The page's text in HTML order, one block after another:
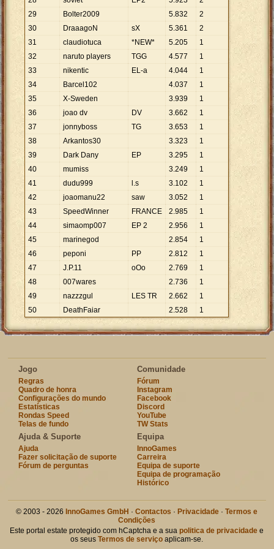
29
Bolter2009 5.832
2
30
DraaagoN sX 5.361
2
31
claudiotuca *NEW* 5.205
1
32
naruto players TGG 4.577
1
33
nikentic EL-a 4.044
1
34
Barcel102 4.037
1
35
X-Sweden 3.939
1
36
joao dv DV 3.662
1
37
jonnyboss TG 3.653
1
38
Arkantos30 3.323
1
39
Dark Dany EP 3.295
1
40
mumiss 3.249
1
41
dudu999 l.s 3.102
1
42
joaomanu22 saw 3.052
1
43
SpeedWinner FRANCE 2.985
1
44
simaomp007 EP 2 2.956
1
45
marinegod 2.854
1
46
peponi PP 2.812
1
47
J.P.11 oOo 2.769
1
48
007wares 2.736
1
49
nazzzgul LES TR 2.662
1
50
DeathFaiar 2.528 1
Jogo
Regras
Quadro de honra
Configurações do mundo
Estatísticas
Rondas Speed
Telas de fundo
Comunidade
Fórum
Instagram
Facebook
Discord
YouTube
TW Stats
Ajuda & Suporte
Ajuda
Fazer solicitação de suporte
Fórum de perguntas
Equipa
InnoGames
Carreira
Equipa de suporte
Equipa de programação
Histórico
© 2003 - 2026 InnoGames GmbH ·Contactos · Privacidade ·Termos e
Condições
Este portal estate protegido com hCaptcha e a suapolitica de privacidade e
os seusTermos de serviço aplicam-se.